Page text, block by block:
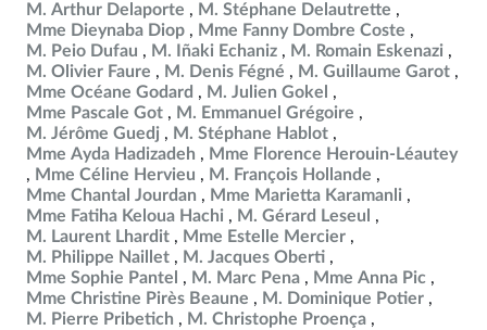
M. Arthur Delaporte
M. Stéphane Delautrette
Mme Dieynaba Diop
Mme Fanny Dombre Coste
M. Peio Dufau
M. Iñaki Echaniz
M. Romain Eskenazi
M. Olivier Faure
M. Denis Fégné
M. Guillaume Garot
Mme Océane Godard
M. Julien Gokel
Mme Pascale Got
M. Emmanuel Grégoire
M. Jérôme Guedj
M. Stéphane Hablot
Mme Ayda Hadizadeh
Mme Florence Herouin-Léautey
Mme Céline Hervieu
M. François Hollande
Mme Chantal Jourdan
Mme Marietta Karamanli
Mme Fatiha Keloua Hachi
M. Gérard Leseul
M. Laurent Lhardit
Mme Estelle Mercier
M. Philippe Naillet
M. Jacques Oberti
Mme Sophie Pantel
M. Marc Pena
Mme Anna Pic
Mme Christine Pirès Beaune
M. Dominique Potier
M. Pierre Pribetich
M. Christophe Proença